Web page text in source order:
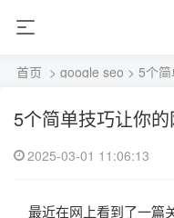
首页 > google seo > 5个简
5个简单技巧让你
2025-03-01 11:06:13
最近在网上看到了一篇